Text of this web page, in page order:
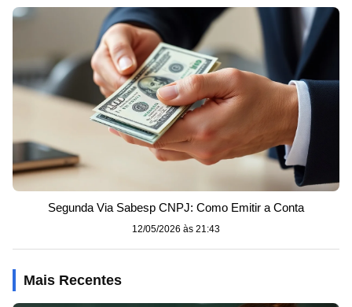
Segunda Via Sabesp CNPJ: Como Emitir a Conta
12/05/2026 às 21:43
Mais Recentes